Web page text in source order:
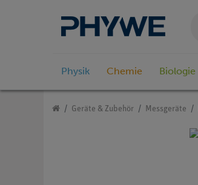
Physik Chemie Biologie
Geräte & Zubehör Messgeräte